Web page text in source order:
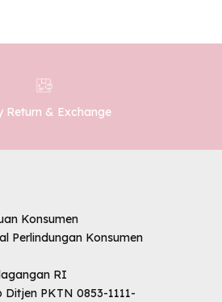
Return & Exchange
Konsumen
Perlindungan Konsumen
RI
PKTN 0853-1111-